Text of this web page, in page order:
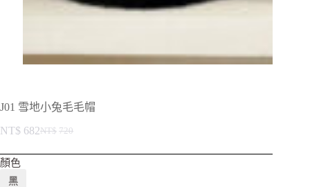
J01 雪地小兔毛毛帽
NT$ 720
NT$ 682
顏色
黑